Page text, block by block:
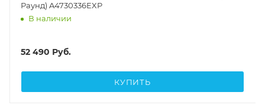
Раунд) A4730336EXP
В наличии
52 490 Руб.
КУПИТЬ